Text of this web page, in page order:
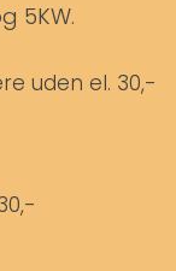
5KW.
uden el. 30,-